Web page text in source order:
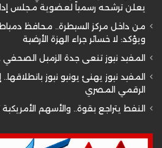
يعلن ترشحه رسمياً لعضوية مجلس
من داخل مركز السيطرة.. محافظ دمياط
ويؤكد: لا خسائر جراء الهزة الأرضية
المفيد نيوز تنعى جدة الزميل
المفيد نيوز يهنئ يونيو نيوز
الرقمي المصري
النفط يتراجع بقوة.. والأسهم